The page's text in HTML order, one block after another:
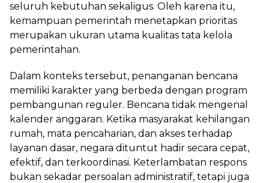
seluruh kebutuhan sekaligus. Oleh karena itu,
kemampuan pemerintah menetapkan prioritas
merupakan ukuran utama kualitas tata kelola
pemerintahan.
Dalam konteks tersebut, penanganan bencana
memiliki karakter yang berbeda dengan program
pembangunan reguler. Bencana tidak mengenal
kalender anggaran. Ketika masyarakat kehilangan
rumah, mata pencaharian, dan akses terhadap
layanan dasar, negara dituntut hadir secara cepat,
efektif, dan terkoordinasi. Keterlambatan respons
bukan sekadar persoalan administratif, tetapi juga